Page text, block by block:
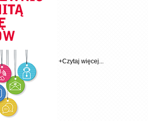
+Czytaj więcej...